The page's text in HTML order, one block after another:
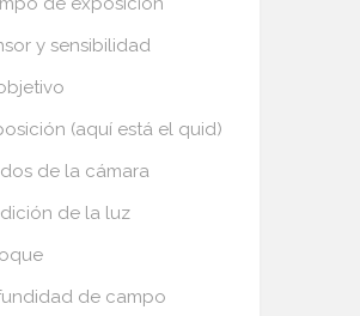
y sensibilidad
(aquí está el quid)
de la cámara
de la luz
de campo